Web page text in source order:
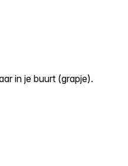
in je buurt (grapje).